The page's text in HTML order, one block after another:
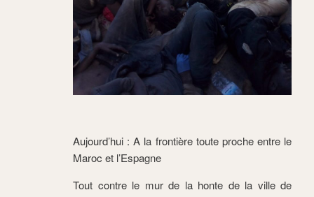
Aujourd’hui : A la frontière toute proche entre le
Maroc et l’Espagne
Tout contre le mur de la honte de la ville de